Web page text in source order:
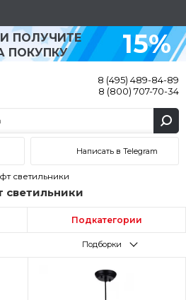
И ПОЛУЧИТЕ
ПОКУПКУ
15%
8 (495) 489-84-89
8 (800) 707-70-34
Написать в Telegram
светильники
светильники
Подкатегории
Подборки